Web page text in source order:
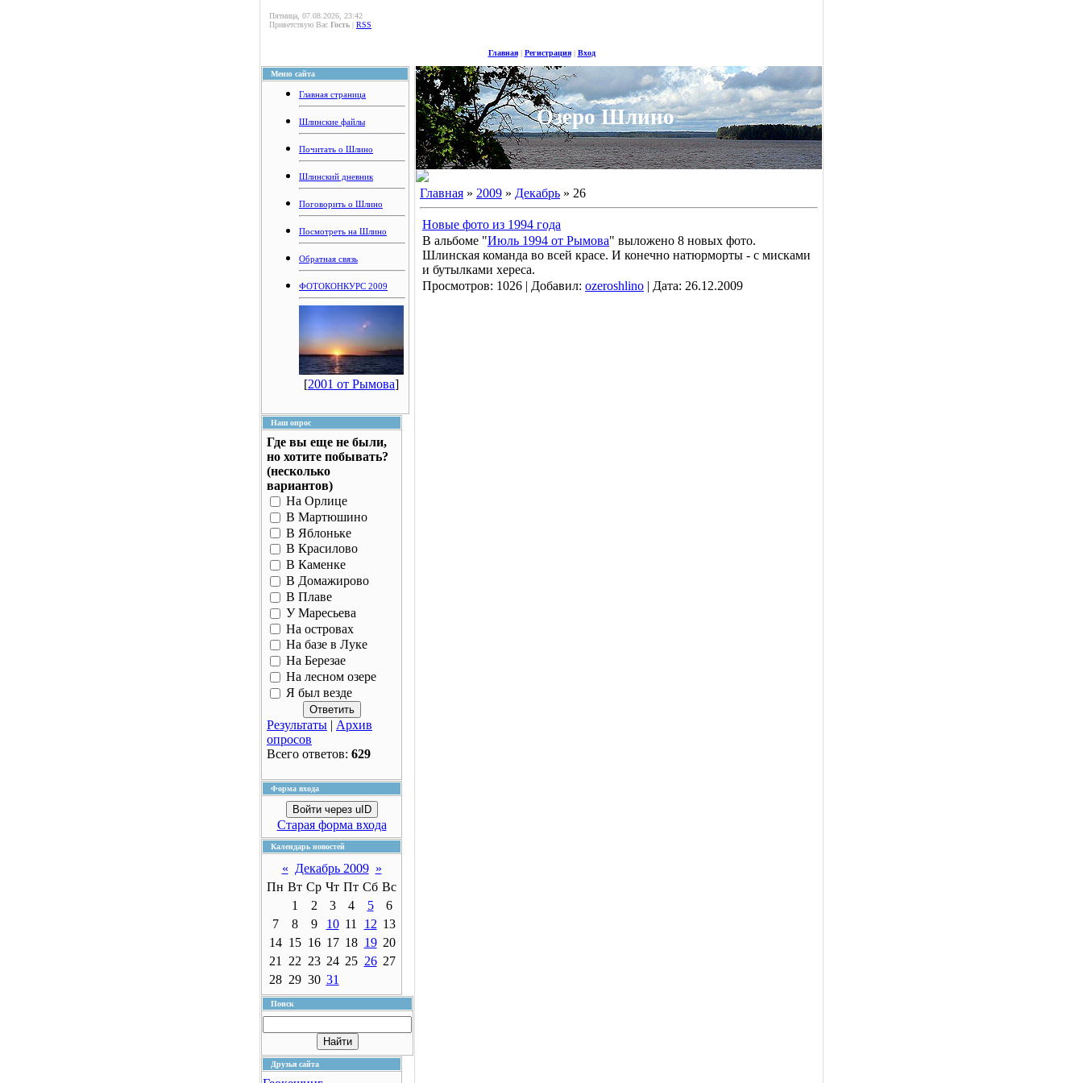
Пятница, 07.08.2026, 23:42
Приветствую Вас Гость | RSS
Главная| Регистрация| Вход
Меню сайта
Главная страница
Шлинские файлы
Почитать о Шлино
Шлинский дневник
Поговорить о Шлино
Посмотреть на Шлино
Обратная связь
ФОТОКОНКУРС 2009
[2001 от Рымова]
Наш опрос
Где вы еще не были,
но хотите побывать?
(несколько
вариантов)
На Орлице
В Мартюшино
В Яблоньке
В Красилово
В Каменке
В Домажирово
В Плаве
У Маресьева
На островах
На базе в Луке
На Березае
На лесном озере
Я был везде
Результаты | Архив
опросов
Всего ответов: 629
Форма входа
Войти через uID
Старая форма входа
Календарь новостей
« Декабрь 2009 »
Пн Вт Ср Чт Пт Сб Вс
1
2 3 4 5
6
7
8 9 10 11 12 13
14 15 16 17 18 19 20
21
22 23 24 25 26 27
28 29 30 31
Поиск
Друзья сайта
Озеро Шлино
Главная » 2009 » Декабрь » 26
Новые фото из 1994 года
В альбоме "Июль 1994 от Рымова" выложено 8 новых фото.
Шлинская команда во всей красе. И конечно натюрморты - с мисками
и бутылками хереса.
Просмотров: 1026 | Добавил: ozeroshlino | Дата: 26.12.2009